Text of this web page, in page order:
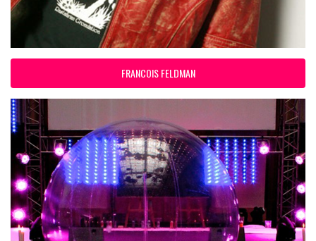
FRANCOIS FELDMAN